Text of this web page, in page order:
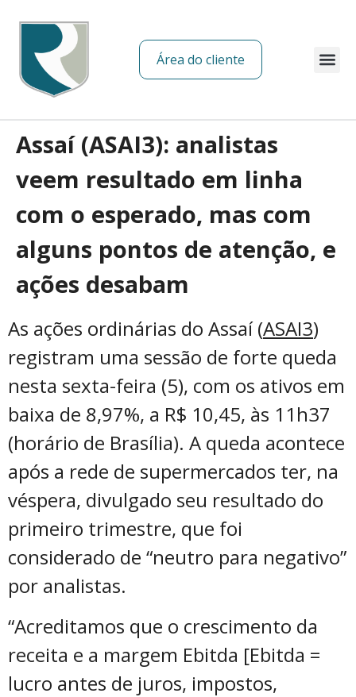
Área do cliente
Assaí (ASAI3): analistas
veem resultado em linha
com o esperado, mas com
alguns pontos de atenção, e
ações desabam
As ações ordinárias do Assaí (ASAI3)
registram uma sessão de forte queda
nesta sexta-feira (5), com os ativos em
baixa de 8,97%, a R$ 10,45, às 11h37
(horário de Brasília). A queda acontece
após a rede de supermercados ter, na
véspera, divulgado seu resultado do
primeiro trimestre, que foi
considerado de “neutro para negativo”
por analistas.
“Acreditamos que o crescimento da
receita e a margem Ebitda [Ebitda =
lucro antes de juros, impostos,